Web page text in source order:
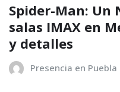
Spider-Man: Un
salas IMAX en
y detalles
Presencia en Puebla